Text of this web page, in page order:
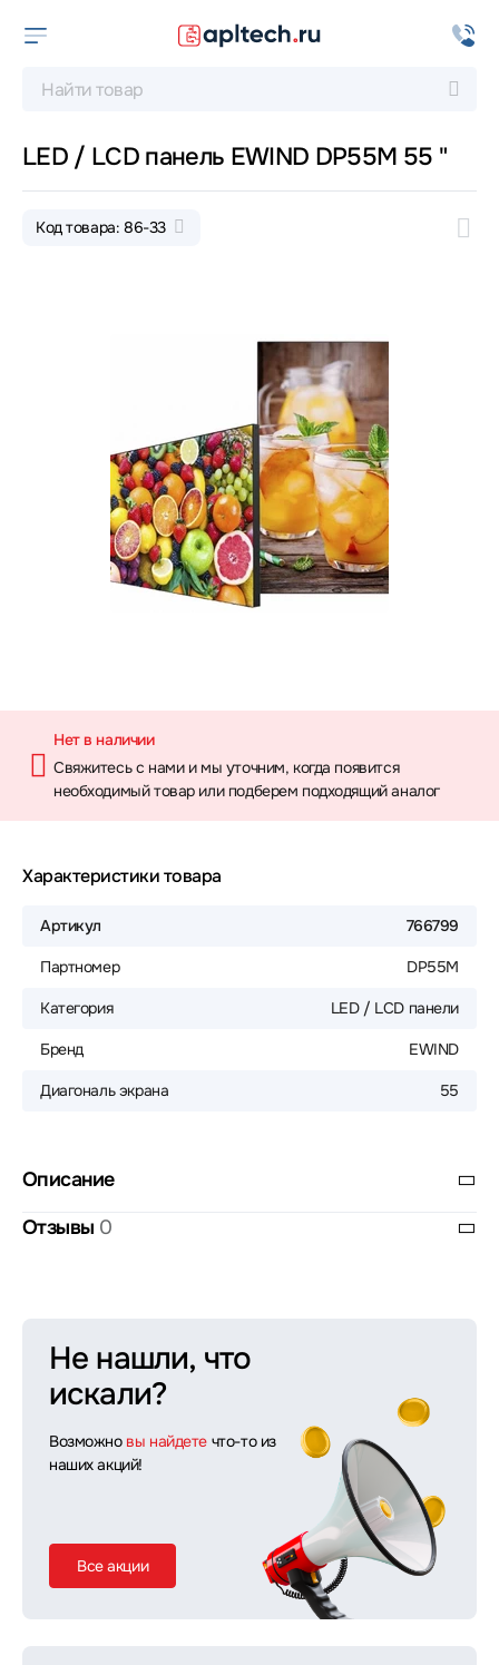
LED / LCD панель EWIND DP55M 55 "
Код товара: 86-33
Нет в наличии
Свяжитесь с нами и мы уточним, когда появится
необходимый товар или подберем подходящий аналог
Характеристики товара
Артикул 766799
Партномер DP55M
Категория LED / LCD панели
Бренд EWIND
Диагональ экрана 55
Описание
Отзывы 0
Не нашли, что
искали?
Возможно вы найдете что-то из
наших акций!
Все акции